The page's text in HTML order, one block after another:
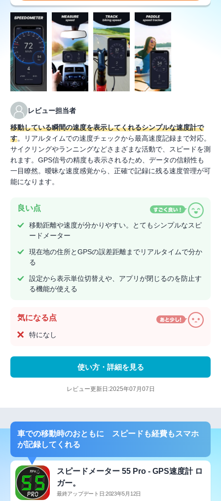
レビュー担当者
移動している瞬間の速度を表示してくれるシンプルな速度計で
す。リアルタイムでの速度チェックから最高速度記録まで対応。
サイクリングやランニングなどさまざまな活動で、スピードを測
れます。GPS信号の精度も表示されるため、データの信頼性も
一目瞭然。曖昧な速度感覚から、正確で記録に残る速度管理が可
能になります。
良い点
移動距離や速度が分かりやすい。とてもシンプルなスピ
ードメーター
現在地の住所とGPSの誤差距離までリアルタイムで分か
る
設定から表示単位切替えや、アプリが閉じるのを防止す
る機能が使える
気になる点
特になし
使い方・詳細を見る
レビュー更新日:2025年07月07日
車での移動時のおともに スピードも経費もスマホ
が記録してくれる
スピードメーター 55 Pro - GPS速度計 ロ
ガー。
最終アップデート日:2023年5月12日